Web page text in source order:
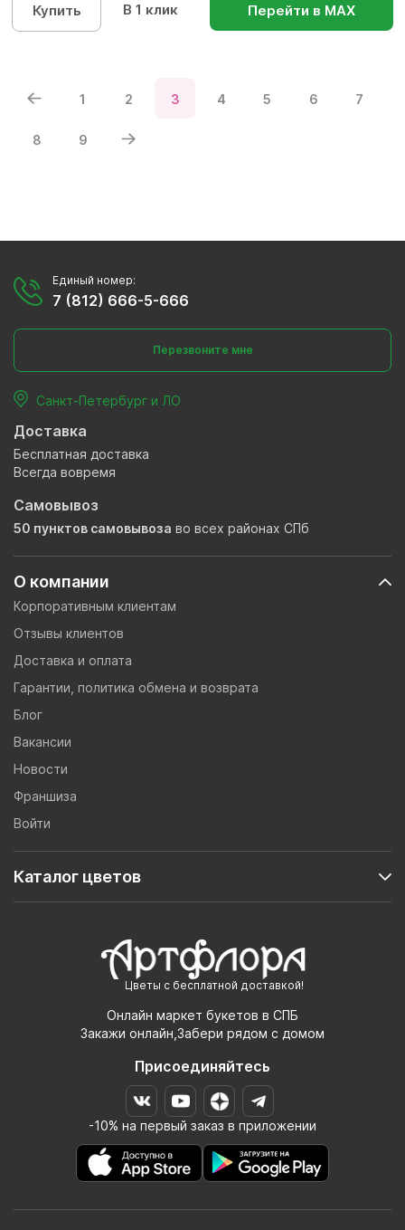
Купить В 1 клик Перейти в МАХ
1 2 3 4 5 6 7
8 9
Цветы с бесплатной доставкой!
Онлайн маркет букетов в СПБ
Закажи онлайн,Забери рядом с домом
Присоединяйтесь
-10% на первый заказ в приложении
О компании
Корпоративным клиентам
Отзывы клиентов
Доставка и оплата
Гарантии, политика обмена и возврата
Блог
Вакансии
Новости
Франшиза
Войти
Каталог цветов
Единый номер:
7 (812) 666-5-666
Перезвоните мне
Санкт-Петербург и ЛО
Доставка
Бесплатная доставка
Всегда вовремя
Самовывоз
50 пунктов самовывоза во всех районах СПб